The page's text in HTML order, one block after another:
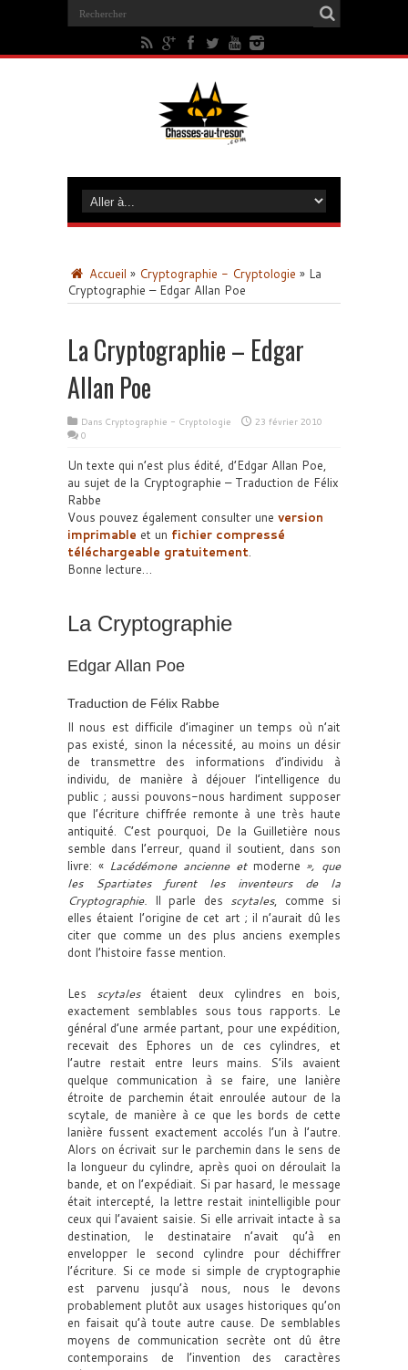
Accueil » Cryptographie - Cryptologie » La
Cryptographie – Edgar Allan Poe
La Cryptographie – Edgar
Allan Poe
Dans Cryptographie - Cryptologie
23 février 2010
0
Un texte qui n’est plus édité, d’Edgar Allan Poe,
au sujet de la Cryptographie – Traduction de Félix
Rabbe
Vous pouvez également consulter une version
imprimable et un fichier compressé
téléchargeable gratuitement.
Bonne lecture…
La Cryptographie
Edgar Allan Poe
Traduction de Félix Rabbe
Il nous est difficile d’imaginer un temps où n’ait
pas existé, sinon la nécessité, au moins un désir
de transmettre des informations d’individu à
individu, de manière à déjouer l’intelligence du
public ; aussi pouvons-nous hardiment supposer
que l’écriture chiffrée remonte à une très haute
antiquité. C’est pourquoi, De la Guilletière nous
semble dans l’erreur, quand il soutient, dans son
livre: « Lacédémone ancienne etmoderne », que
les Spartiates furent les inventeurs de la
Cryptographie. Il parle des scytales, comme si
elles étaient l’origine de cet art ; il n’aurait dû les
citer que comme un des plus anciens exemples
dont l’histoire fasse mention.
Les scytalesétaient deux cylindres en bois,
exactement semblables sous tous rapports. Le
général d’une armée partant, pour une expédition,
recevait des Ephores un de ces cylindres, et
l’autre restait entre leurs mains. S’ils avaient
quelque communication à se faire, une lanière
étroite de parchemin était enroulée autour de la
scytale, de manière à ce que les bords de cette
lanière fussent exactement accolés l’un à l’autre.
Alors on écrivait sur le parchemin dans le sens de
la longueur du cylindre, après quoi on déroulait la
bande, et on l’expédiait. Si par hasard, le message
était intercepté, la lettre restait inintelligible pour
ceux qui l’avaient saisie. Si elle arrivait intacte à sa
destination, le destinataire n’avait qu’à en
envelopper le second cylindre pour déchiffrer
l’écriture. Si ce mode si simple de cryptographie
est parvenu jusqu’à nous, nous le devons
probablement plutôt aux usages historiques qu’on
en faisait qu’à toute autre cause. De semblables
moyens de communication secrète ont dû être
contemporains de l’invention des caractères